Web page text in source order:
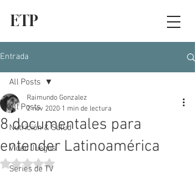
ETP
Entrada
All Posts
Nutrición & Salud
Video Juegos
Series de TV
All Posts
8 documentales para
entender Latinoamérica
Raimundo Gonzalez
2 nov 2020 1 min de lectura
Obtuvo NaN de 5 estrellas.